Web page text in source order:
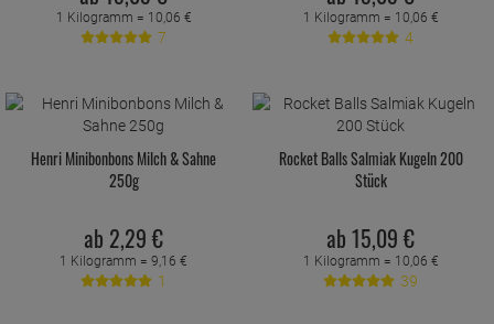
1 Kilogramm = 10,06 €
7
1 Kilogramm = 10,06 €
4
Henri Minibonbons Milch & Sahne
250g
ab 2,29 €
1 Kilogramm = 9,16 €
1
Rocket Balls Salmiak Kugeln 200
Stück
ab 15,09 €
1 Kilogramm = 10,06 €
39